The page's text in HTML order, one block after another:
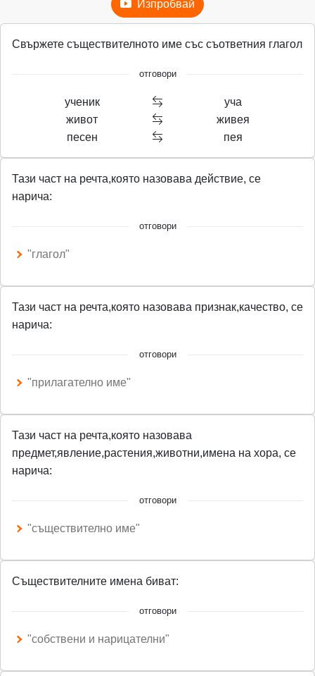
Изпробвай
Свържете съществителното име със съответния глагол
отговори
ученик
уча
живот
живея
песен
пея
Тази част на речта,която назовава действие, се
нарича:
отговори
"глагол"
Тази част на речта,която назовава признак,качество, се
нарича:
отговори
"прилагателно име"
Тази част на речта,която назовава
предмет,явление,растения,животни,имена на хора, се
нарича:
отговори
"съществително име"
Съществителните имена биват:
отговори
"собствени и нарицателни"